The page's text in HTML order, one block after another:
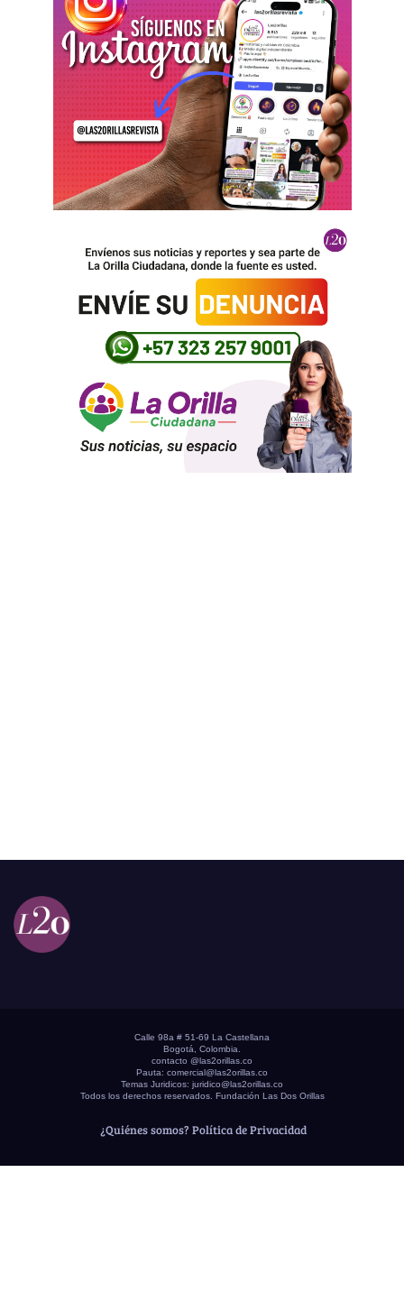
Calle 98a # 51-69 La Castellana
Bogotá, Colombia.
contacto @las2orillas.co
Pauta: comercial@las2orillas.co
Temas Juridicos: juridico@las2orillas.co
Todos los derechos reservados. Fundación Las Dos Orillas
¿Quiénes somos? Política de Privacidad